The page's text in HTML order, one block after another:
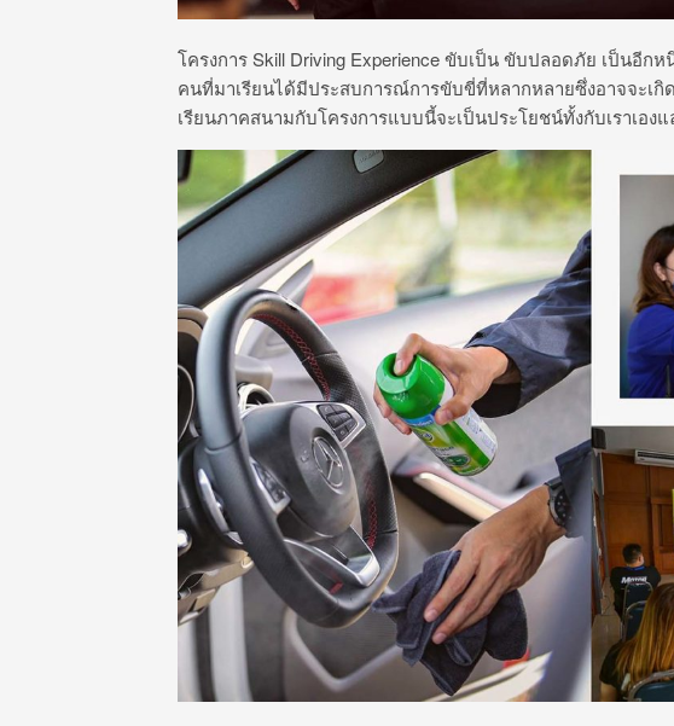
โครงการ Skill Driving Experience ขับเป็น ขับปลอดภัย เป็นอีก
คนที่มาเรียนได้มีประสบการณ์การขับขี่ที่หลากหลายซึ่งอาจจะเ
เรียนภาคสนามกับโครงการแบบนี้จะเป็นประโยชน์ทั้งกับเราเอง